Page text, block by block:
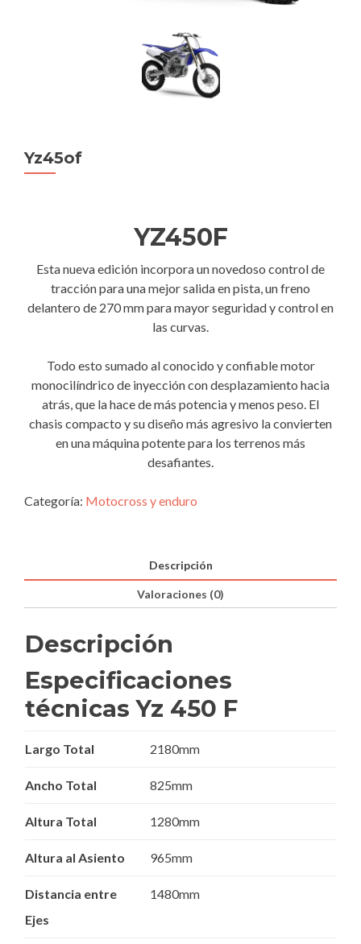
Yz45of
YZ450F
Esta nueva edición incorpora un novedoso control de
tracción para una mejor salida en pista, un freno
delantero de 270 mm para mayor seguridad y control en
las curvas.
Todo esto sumado al conocido y confiable motor
monocilíndrico de inyección con desplazamiento hacia
atrás, que la hace de más potencia y menos peso. El
chasis compacto y su diseño más agresivo la convierten
en una máquina potente para los terrenos más
desafiantes.
Categoría: Motocross y enduro
Descripción
Valoraciones (0)
Descripción
Especificaciones
técnicas Yz 450 F
Largo Total 2180mm
Ancho Total 825mm
Altura Total 1280mm
Altura al Asiento 965mm
Distancia entre
Ejes
1480mm